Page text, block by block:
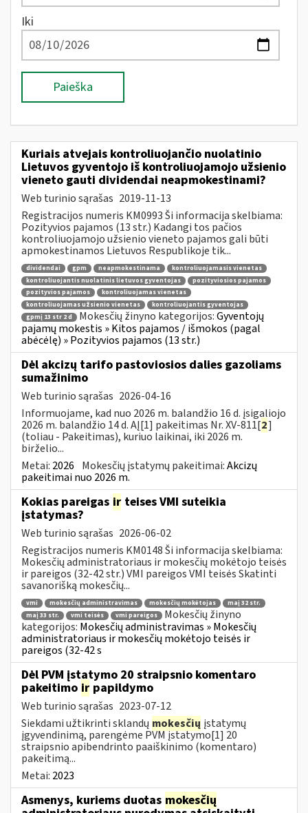
Iki
Paieška
Kuriais atvejais kontroliuojančio nuolatinio
Lietuvos gyventojo iš kontroliuojamojo užsienio
vieneto gauti dividendai neapmokestinami?
Web turinio sąrašas 2019-11-13
Registracijos numeris KM0993 Ši informacija skelbiama:
Pozityvios pajamos (13 str.) Kadangi tos pačios
kontroliuojamojo užsienio vieneto pajamos gali būti
apmokestinamos Lietuvos Respublikoje tik...
dividendai gpm neapmokestinama
kontroliuojamasis vienetas
kontroliuojantis nuolatinis lietuvos gyventojas
pozityviosios pajamos
pozityvios pajamos
kontroliuojamas vienetas
kontroliuojamas užsienio vienetas
kontroliuojantis gyventojas
gpmį 13 str 2 d
Mokesčių žinyno kategorijos:Gyventojų
pajamų mokestis » Kitos pajamos / išmokos (pagal
abėcėlę) » Pozityvios pajamos (13 str.)
Dėl akcizų tarifo pastoviosios dalies gazoliams
sumažinimo
Web turinio sąrašas 2026-04-16
Informuojame, kad nuo 2026 m. balandžio 16 d. įsigaliojo
2026 m. balandžio 14 d. AĮ[1] pakeitimas Nr. XV-811[2]
(toliau - Pakeitimas), kuriuo laikinai, iki 2026 m.
birželio...
Metai: 2026 Mokesčių įstatymų pakeitimai:Akcizų
pakeitimai nuo 2026 m.
Kokias pareigas ir teises VMI suteikia
įstatymas?
Web turinio sąrašas 2026-06-02
Registracijos numeris KM0148 Ši informacija skelbiama:
Mokesčių administratoriaus ir mokesčių mokėtojo teisės
ir pareigos (32-42 str.) VMI pareigos VMI teisės Skatinti
savanorišką mokesčių...
vmi mokesčių administravimas mokesčių mokėtojas
maį 32 str.
maį 33 str.
vmi teisės vmi pareigos
Mokesčių žinyno
kategorijos: Mokesčių administravimas » Mokesčių
administratoriaus ir mokesčių mokėtojo teisės ir
pareigos (32-42 s
Dėl PVM įstatymo 20 straipsnio komentaro
pakeitimo ir papildymo
Web turinio sąrašas 2023-07-12
Siekdami užtikrinti sklandų mokesčių įstatymų
įgyvendinimą, parengėme PVM įstatymo[1] 20
straipsnio apibendrinto paaiškinimo (komentaro)
pakeitimą...
Metai: 2023
Asmenys, kuriems duotas mokesčių